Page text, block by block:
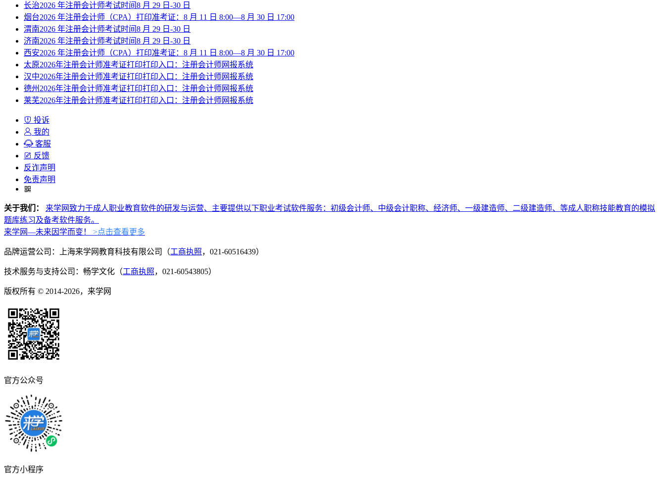
长治2026 年注册会计师考试时间8 月 29 日-30 日
烟台2026 年注册会计师（CPA）打印准考证：8 月 11 日 8:00—8 月 30 日 17:00
渭南2026 年注册会计师考试时间8 月 29 日-30 日
济南2026 年注册会计师考试时间8 月 29 日-30 日
西安2026 年注册会计师（CPA）打印准考证：8 月 11 日 8:00—8 月 30 日 17:00
太原2026年注册会计师准考证打印打印入口：注册会计师网报系统
汉中2026年注册会计师准考证打印打印入口：注册会计师网报系统
德州2026年注册会计师准考证打印打印入口：注册会计师网报系统
莱芜2026年注册会计师准考证打印打印入口：注册会计师网报系统
投诉
我的
客服
反馈
反诈声明
免责声明
关于我们：
来学网致力于成人职业教育软件的研发与运营、主要提供以下职业考试软件服务：初级会计师、中级会计职称、经济师、一级建造师、二级建造师、等成人职称技能教育的模拟
题库练习及备考软件服务。
来学网—未来因学而变！
>点击查看更多
品牌运营公司：上海来学网教育科技有限公司（工商执照，021-60516439）
技术服务与支持公司：畅学文化（工商执照，021-60543805）
版权所有 © 2014-2026，来学网
官方公众号
官方小程序